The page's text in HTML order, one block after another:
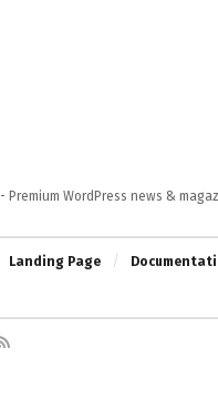
- Premium WordPress news &
Landing Page